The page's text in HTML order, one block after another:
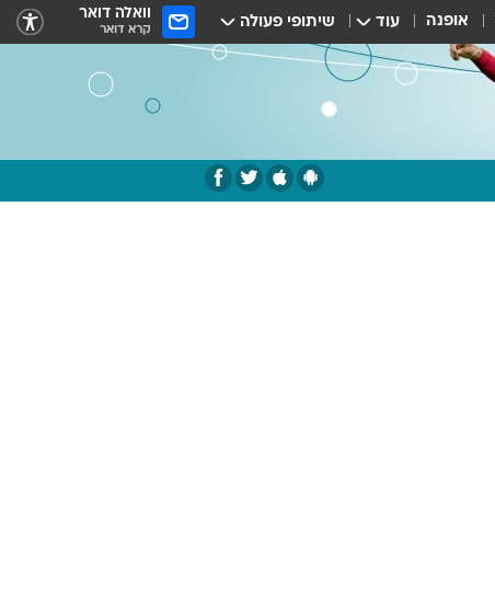
אופנה עוד שיתופי פעולה וואלה דואר
קרא דואר